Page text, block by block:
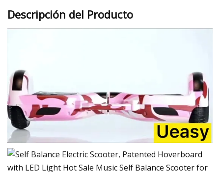
Descripción del Producto